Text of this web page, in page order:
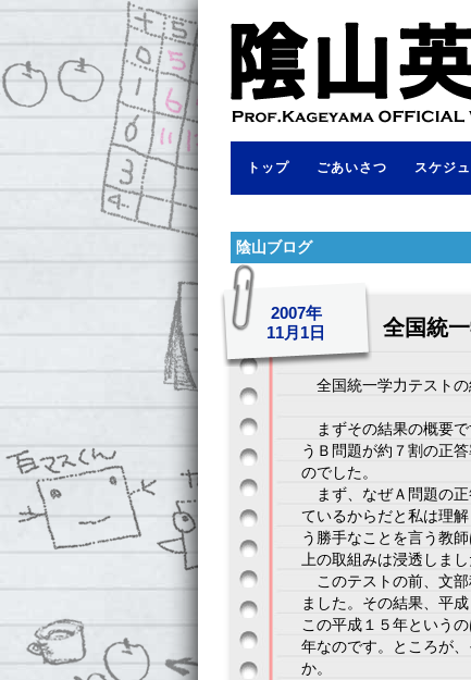
トップ ごあいさつ スケジ
陰山ブログ
全国統
2007年
11月1日
全国統一学力テストの
まずその結果の概要で
うＢ問題が約７割の正
のでした。
まず、なぜＡ問題の正
ているからだと私は理
う勝手なことを言う教
上の取組みは浸透しまし
このテストの前、文部
ました。その結果、平
この平成１５年という
年なのです。ところが
か。